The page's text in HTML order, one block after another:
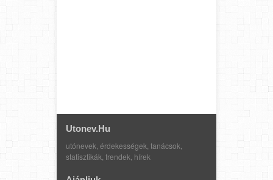
Utonev.hu
utónevek, érdekességek, tanácsok,
statisztikák, trendek, hírek